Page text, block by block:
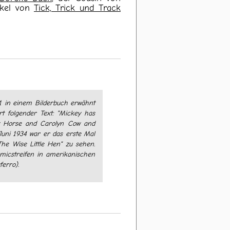
von Tick, Trick und Track
in einem Bilderbuch erwähnt
folgender Text: "Mickey has
and Carolyn Cow and
1934 war er das erste Mal
Wise Little Hen" zu sehen.
in amerikanischen